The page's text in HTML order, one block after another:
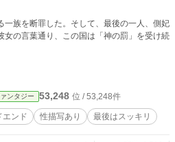
族を断罪した。そして、最後の一人、側妃
女の言葉通り、この国は「神の罰」を受け続
ンタジー 53,248 位 / 53,248件
エンド 性描写あり 最後はスッキリ